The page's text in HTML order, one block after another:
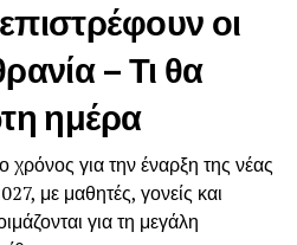
οι
– Τι θα
ημέρα
για την έναρξη της νέας
με μαθητές, γονείς και
για τη μεγάλη